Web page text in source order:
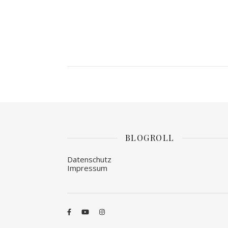
BLOGROLL
Datenschutz
Impressum